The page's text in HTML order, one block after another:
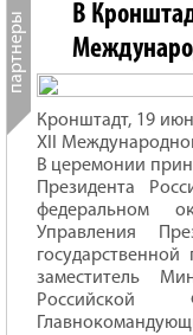
В
Кронштадт, 19
XII
В церемонии
Президента
федеральном
Управления
заместитель
Российской